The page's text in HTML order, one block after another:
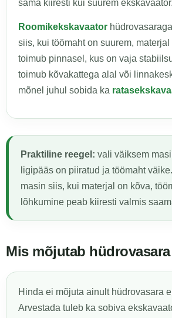
sama kiiresti kui suurem ekskavaator.
Roomikekskavaator
siis, kui töömaht on suurem,
toimub pinnasel, kus on vaja
toimub kõvakattega alal või
mõnel juhul sobida ka
Praktiline reegel: vali väiksem
ligipääs on piiratud ja töömaht
masin siis, kui materjal on kõva,
lõhkumine peab kiiresti valmis
Mis mõjutab
Hinda ei mõjuta ainult hüdrovasara
Arvestada tuleb ka sobiva